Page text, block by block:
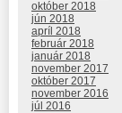
október 2018
jún 2018
apríl 2018
február 2018
január 2018
november 2017
október 2017
november 2016
júl 2016